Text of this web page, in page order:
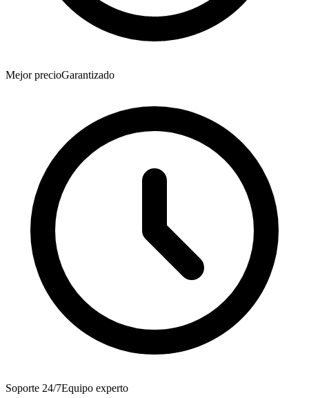
Mejor precioGarantizado
Soporte 24/7Equipo experto